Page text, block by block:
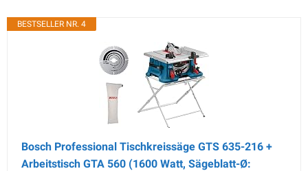
BESTSELLER NR. 4
Bosch Professional Tischkreissäge GTS 635-216 +
Arbeitstisch GTA 560 (1600 Watt, Sägeblatt-Ø: